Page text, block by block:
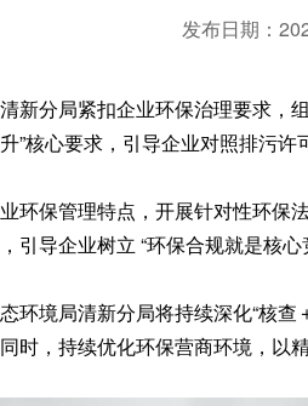
发布日期：
新分局紧扣企业环保治理要求 ，
”核心要求，引导企业对照排污
环保管理特点 ， 开展针对性环保
， 引导企业树立 “环保合规就是核
环境局清新分局将持续深化“核
同时，持续优化环保营商环境 ， 以